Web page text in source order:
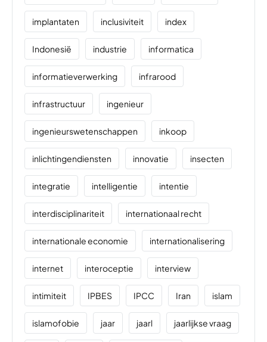
implantaten inclusiviteit index
Indonesië industrie informatica
informatieverwerking infrarood
infrastructuur ingenieur
ingenieurswetenschappen inkoop
inlichtingendiensten innovatie insecten
integratie intelligentie intentie
interdisciplinariteit internationaal recht
internationale economie internationalisering
internet interoceptie interview
intimiteit IPBES IPCC Iran islam
islamofobie jaar jaarl jaarlijkse vraag